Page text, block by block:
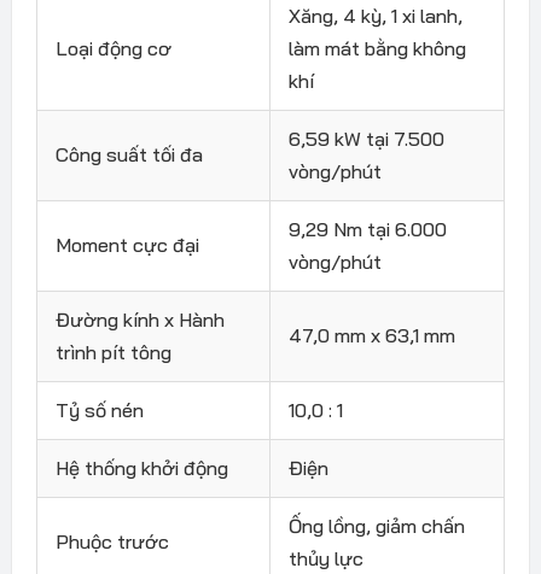
Loại động cơ
Xăng, 4 kỳ, 1 xi lanh,
làm mát bằng không
khí
Công suất tối đa
6,59 kW tại 7.500
vòng/phút
Moment cực đại
9,29 Nm tại 6.000
vòng/phút
Đường kính x Hành
trình pít tông
47,0 mm x 63,1 mm
Tỷ số nén 10,0 : 1
Hệ thống khởi động Điện
Phuộc trước
Ống lồng, giảm chấn
thủy lực